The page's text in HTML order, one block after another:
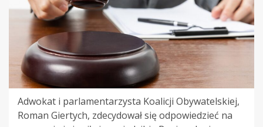
Adwokat i parlamentarzysta Koalicji Obywatelskiej,
Roman Giertych, zdecydował się odpowiedzieć na